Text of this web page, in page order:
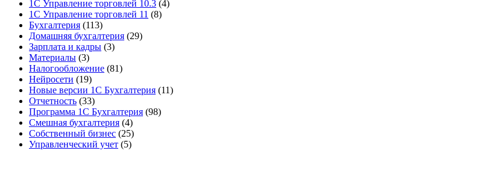
1С Управление торговлей 10.3 (4)
1С Управление торговлей 11 (8)
Бухгалтерия (113)
Домашняя бухгалтерия (29)
Зарплата и кадры (3)
Материалы (3)
Налогообложение (81)
Нейросети (19)
Новые версии 1С Бухгалтерия (11)
Отчетность (33)
Программа 1С Бухгалтерия (98)
Смешная бухгалтерия (4)
Собственный бизнес (25)
Управленческий учет (5)